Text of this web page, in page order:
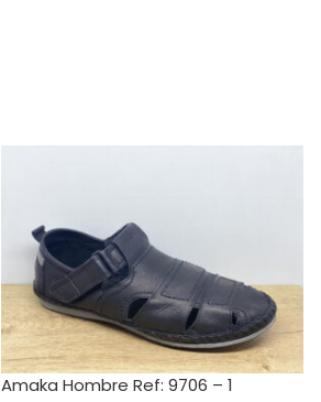
Amaka Hombre Ref: 9706 – 1